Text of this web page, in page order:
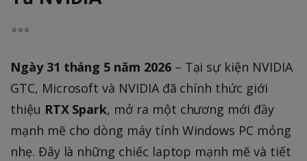
Ngày 31 tháng 5 năm 2026– Tại sự kiện NVIDIA
GTC, Microsoft và NVIDIA đã chính thức giới
thiệu RTX Spark, mở ra một chương mới đầy
mạnh mẽ cho dòng máy tính Windows PC mỏng
nhẹ. Đây là những chiếc laptop mạnh mẽ và tiết